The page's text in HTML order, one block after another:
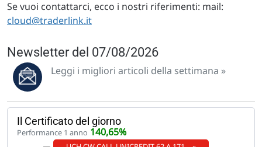
Se vuoi contattarci, ecco i nostri riferimenti: mail:
cloud@traderlink.it
Newsletter del 07/08/2026
Leggi i migliori articoli della settimana »
Il Certificato del giorno
Performance 1 anno 140,65%